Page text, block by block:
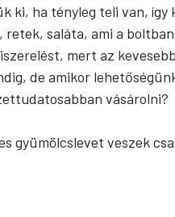
ki, ha tényleg teli van,
retek, saláta, ami a
mert az
de amikor
vásárolni?
gyümölcslevet veszek